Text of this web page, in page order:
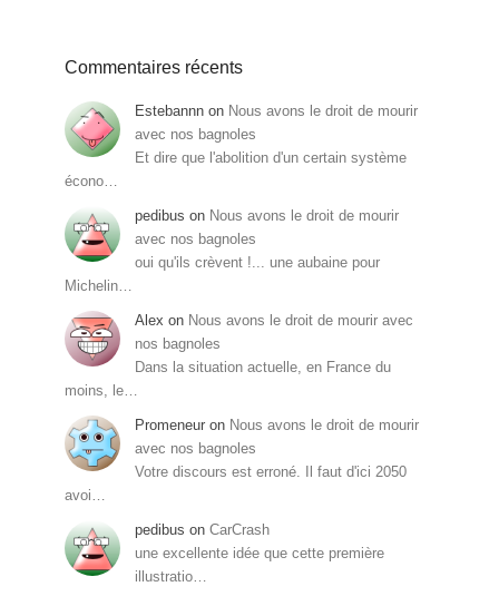
Commentaires récents
Estebannn on Nous avons le droit de mourir
avec nos bagnoles
Et dire que l'abolition d'un certain système
écono…
pedibus on Nous avons le droit de mourir
avec nos bagnoles
oui qu'ils crèvent !... une aubaine pour
Michelin…
Alex on Nous avons le droit de mourir avec
nos bagnoles
Dans la situation actuelle, en France du
moins, le…
Promeneur on Nous avons le droit de mourir
avec nos bagnoles
Votre discours est erroné. Il faut d'ici 2050
avoi…
pedibus on CarCrash
une excellente idée que cette première
illustratio…